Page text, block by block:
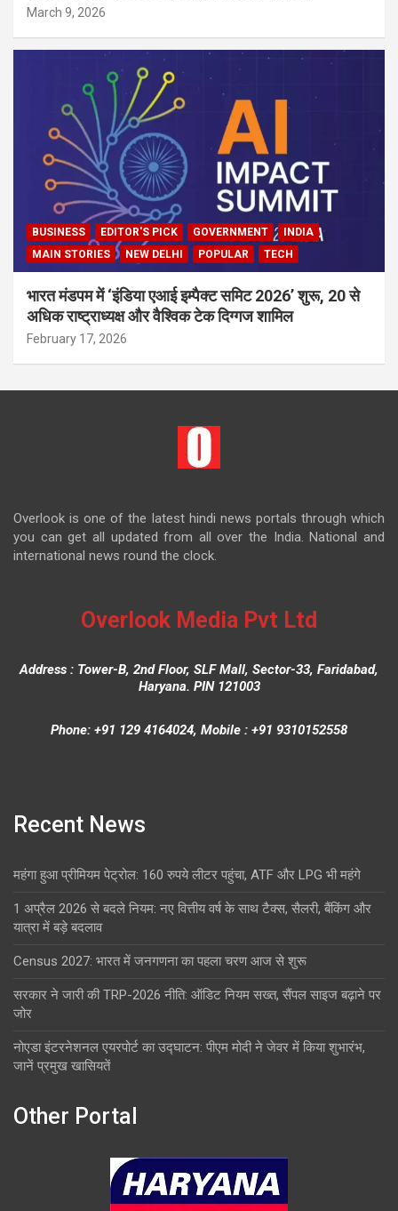
March 9, 2026
BUSINESS EDITOR'S PICK GOVERNMENT
INDIA
MAIN STORIES
NEW DELHI POPULAR TECH
भारत मंडपम में ‘इंडिया एआई इम्पैक्ट समिट 2026’ शुरू, 20 से
अधिक राष्ट्राध्यक्ष और वैश्विक टेक दिग्गज शामिल
February 17, 2026
Overlook is one of the latest hindi news portals through which
you can get all updated from all over the India. National and
international news round the clock.
Overlook Media Pvt Ltd
Address : Tower-B, 2nd Floor, SLF Mall, Sector-33, Faridabad,
Haryana. PIN 121003
Phone: +91 129 4164024, Mobile : +91 9310152558
Recent News
महंगा हुआ प्रीमियम पेट्रोल: 160 रुपये लीटर पहुंचा, ATF और LPG भी महंगे
1 अप्रैल 2026 से बदले नियम: नए वित्तीय वर्ष के साथ टैक्स, सैलरी, बैंकिंग और
यात्रा में बड़े बदलाव
Census 2027: भारत में जनगणना का पहला चरण आज से शुरू
सरकार ने जारी की TRP-2026 नीति: ऑडिट नियम सख्त, सैंपल साइज बढ़ाने पर
जोर
नोएडा इंटरनेशनल एयरपोर्ट का उद्घाटन: पीएम मोदी ने जेवर में किया शुभारंभ,
जानें प्रमुख खासियतें
Other Portal